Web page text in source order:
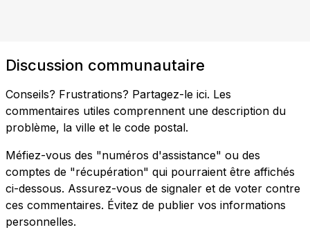
Discussion communautaire
Conseils? Frustrations? Partagez-le ici. Les
commentaires utiles comprennent une description du
problème, la ville et le code postal.
Méfiez-vous des "numéros d'assistance" ou des
comptes de "récupération" qui pourraient être affichés
ci-dessous. Assurez-vous de signaler et de voter contre
ces commentaires. Évitez de publier vos informations
personnelles.